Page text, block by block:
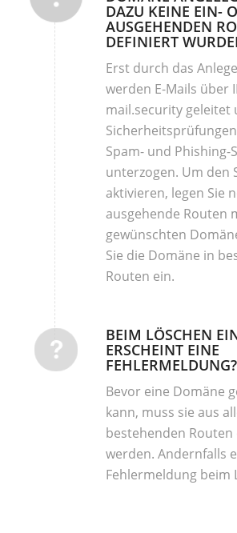
DAZU KEINE EIN-
AUSGEHENDEN
DEFINIERT
Erst durch das
werden E-Mails über
mail.security geleitet
Spam- und Phishing-
unterzogen. Um den
aktivieren, legen Sie
ausgehende Routen
gewünschten
Sie die Domäne in
Routen ein.
BEIM LÖSCHEN
ERSCHEINT EINE
FEHLERMELDUNG?
Bevor eine Domäne
kann, muss sie aus
bestehenden
werden. Andernfalls
Fehlermeldung beim